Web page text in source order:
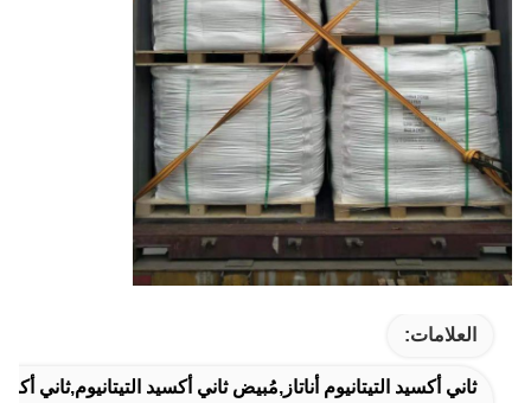
العلامات:
ثاني أكسيد التيتانيوم أناتاز,مُبيض ثاني أكسيد التيتانيوم,ثاني